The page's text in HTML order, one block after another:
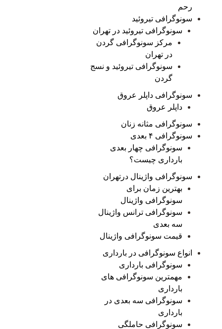
رحم
سونوگرافی تیروئید
سونوگرافی تیروئید در تهران
مرکز سونوگرافی گردن
در تهران
سونوگرافی تیروئید و نسج
گردن
سونوگرافی داپلر عروق
داپلر عروق
سونوگرافی مثانه زنان
سونوگرافی ۴ بعدی
سونوگرافی چهار بعدی
بارداری چیست؟
سونوگرافی واژینال درتهران
بهترین زمان برای
سونوگرافی واژینال
سونوگرافی ترانس واژینال
سه بعدی
قیمت سونوگرافی واژینال
انواع سونوگرافی در بارداری
سونوگرافی بارداری
مهمترین سونوگرافی های
بارداری
سونوگرافی سه بعدی در
بارداری
سونوگرافی حاملگی